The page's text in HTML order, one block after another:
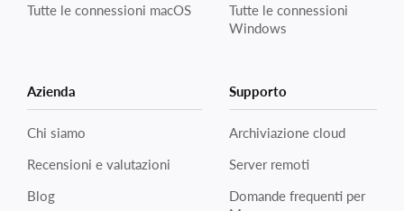
Tutte le connessioni macOS
Tutte le connessioni
Windows
Azienda
Chi siamo
Recensioni e valutazioni
Blog
Supporto
Archiviazione cloud
Server remoti
Domande frequenti per